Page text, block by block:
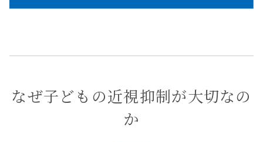
なぜ子どもの近視抑制が大切なの
か